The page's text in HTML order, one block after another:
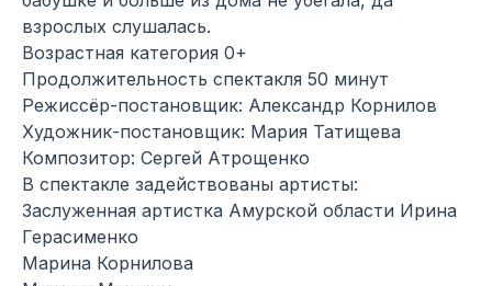
взрослых слушалась.
Возрастная категория 0+
Продолжительность спектакля 50 минут
Режиссёр-постановщик: Александр Корнилов
Художник-постановщик: Мария Татищева
Композитор: Сергей Атрощенко
В спектакле задействованы артисты:
Заслуженная артистка Амурской области Ирина
Герасименко
Марина Корнилова